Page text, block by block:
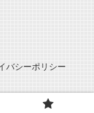
バシーポリシー